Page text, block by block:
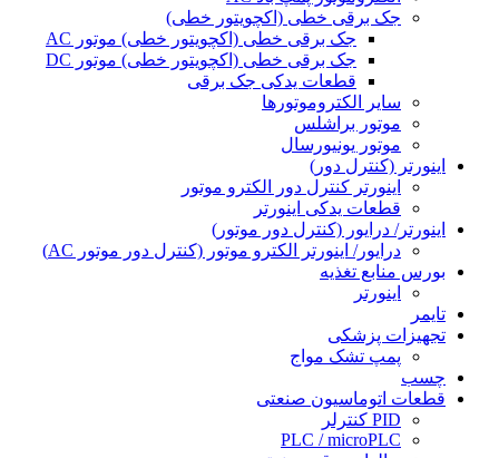
جک برقی خطی (اکچویتور خطی)
جک برقی خطی (اکچویتور خطی) موتور AC
جک برقی خطی (اکچویتور خطی) موتور DC
قطعات یدکی جک برقی
سایر الکتروموتورها
موتور براشلس
موتور یونیورسال
اینورتر (کنترل دور)
اینورتر کنترل دور الکترو موتور
قطعات یدکی اینورتر
اینورتر/ درایور (کنترل دور موتور)
درایور/ اینورتر الکترو موتور (کنترل دور موتور AC)
بورس منابع تغذیه
اینورتر
تایمر
تجهیزات پزشکی
پمپ تشک مواج
چسب
قطعات اتوماسیون صنعتی
PID کنترلر
PLC / microPLC